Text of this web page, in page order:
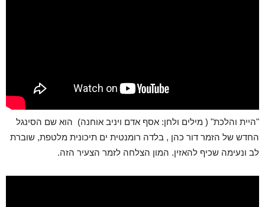
"היית והלכת" ( מילים ולחן: אסף אדם ויניב אוחנה) הוא שם הסינגל
החדש של הזמר דור כהן , בלדה רומנטית ים תיכונית מלטפת, שוברת
לב ונעימה שכיף להאזין. המון הצלחה לזמר הצעיר הזה.